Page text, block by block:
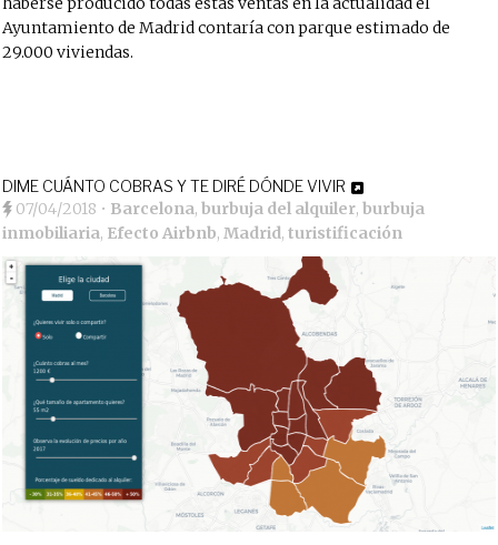
Ayuntamiento de Madrid contaría con parque estimado de
29.000 viviendas.
DIME CUÁNTO COBRAS Y TE DIRÉ DÓNDE VIVIR
07/04/2018 • Barcelona,burbuja del alquiler,burbuja
inmobiliaria, Efecto Airbnb,Madrid,turistificación